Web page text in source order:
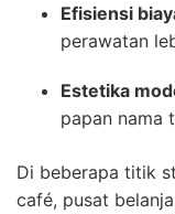
Efisiensi
perawatan
Estetika
papan nama
Di beberapa titik
café, pusat